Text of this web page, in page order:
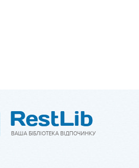
ВАША БІБЛІОТЕКА ВІДПОЧИНКУ